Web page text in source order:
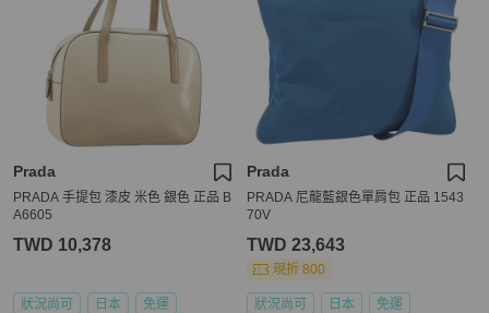
Prada
PRADA 手提包 漆皮 米色 銀色 正品 B
A6605
TWD 10,378
狀況尚可 日本 免運
Prada
PRADA 尼龍藍銀色單肩包 正品 1543
70V
TWD 23,643
現折 800
狀況尚可 日本 免運